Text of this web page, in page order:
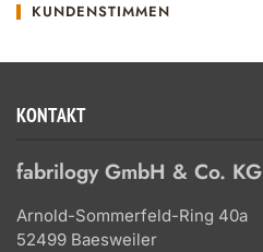
KUNDENSTIMMEN
KONTAKT
fabrilogy GmbH & Co. KG
Arnold-Sommerfeld-Ring 40a
52499 Baesweiler